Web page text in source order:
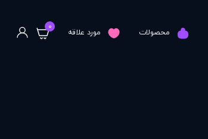
محصولات مورد علاقه 0